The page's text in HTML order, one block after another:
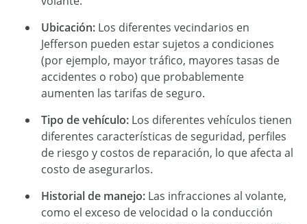
Ubicación: Los diferentes vecindarios en
Jefferson pueden estar sujetos a condiciones
(por ejemplo, mayor tráfico, mayores tasas de
accidentes o robo) que probablemente
aumenten las tarifas de seguro.
Tipo de vehículo: Los diferentes vehículos tienen
diferentes características de seguridad, perfiles
de riesgo y costos de reparación, lo que afecta al
costo de asegurarlos.
Historial de manejo: Las infracciones al volante,
como el exceso de velocidad o la conducción